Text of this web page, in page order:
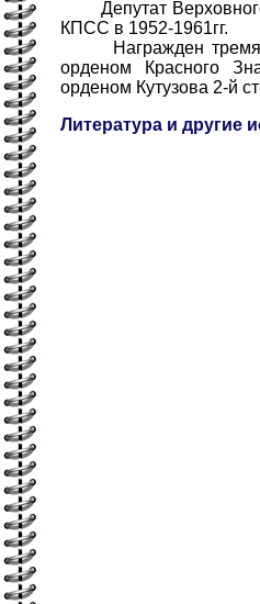
Депутат
КПСС в 1952-1961гг.
Награжден тремя
орденом Красного
орденом Кутузова 2-й
Литература и другие